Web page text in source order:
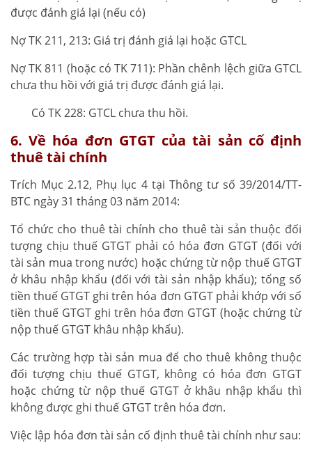
được đánh giá lại (nếu có)
Nợ TK 211, 213: Giá trị đánh giá lại hoặc GTCL
Nợ TK 811 (hoặc có TK 711): Phần chênh lệch giữa GTCL
chưa thu hồi với giá trị được đánh giá lại.
Có TK 228: GTCL chưa thu hồi.
6. Về hóa đơn GTGT của tài sản cố định
thuê tài chính
Trích Mục 2.12, Phụ lục 4 tại Thông tư số 39/2014/TT-
BTC ngày 31 tháng 03 năm 2014:
Tổ chức cho thuê tài chính cho thuê tài sản thuộc đối
tượng chịu thuế GTGT phải có hóa đơn GTGT (đối với
tài sản mua trong nước) hoặc chứng từ nộp thuế GTGT
ở khâu nhập khẩu (đối với tài sản nhập khẩu); tổng số
tiền thuế GTGT ghi trên hóa đơn GTGT phải khớp với số
tiền thuế GTGT ghi trên hóa đơn GTGT (hoặc chứng từ
nộp thuế GTGT khâu nhập khẩu).
Các trường hợp tài sản mua để cho thuê không thuộc
đối tượng chịu thuế GTGT, không có hóa đơn GTGT
hoặc chứng từ nộp thuế GTGT ở khâu nhập khẩu thì
không được ghi thuế GTGT trên hóa đơn.
Việc lập hóa đơn tài sản cố định thuê tài chính như sau: